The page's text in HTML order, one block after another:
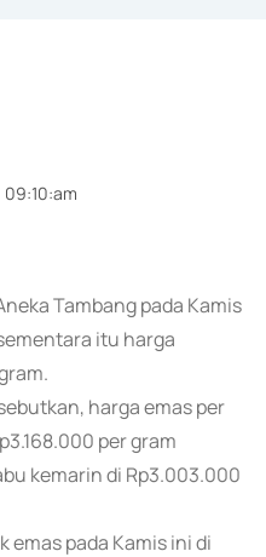
Tambang pada Kamis
itu harga
harga emas per
per gram
kemarin di Rp3.003.000
pada Kamis ini di